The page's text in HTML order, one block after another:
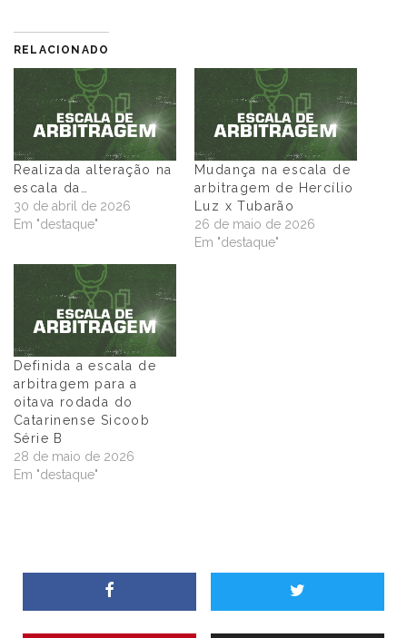
RELACIONADO
Realizada alteração na
escala da…
30 de abril de 2026
Em "destaque"
Mudança na escala de
arbitragem de Hercílio
Luz x Tubarão
26 de maio de 2026
Em "destaque"
Definida a escala de
arbitragem para a
oitava rodada do
Catarinense Sicoob
Série B
28 de maio de 2026
Em "destaque"